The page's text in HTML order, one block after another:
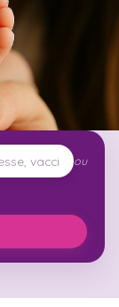
ou